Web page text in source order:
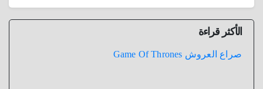
الأكثر قراءة
صراع العروش Game Of Thrones